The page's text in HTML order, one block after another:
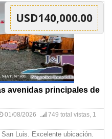
USD140,000.00
avenidas principales de
01/08/2026
749 total vistas, 1
Luis. Excelente ubicación.